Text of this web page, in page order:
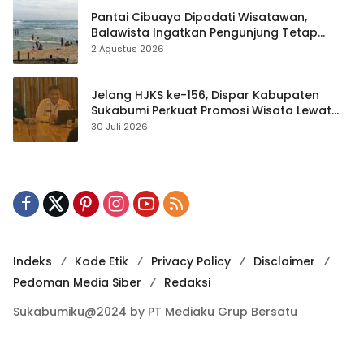
Pantai Cibuaya Dipadati Wisatawan,
Balawista Ingatkan Pengunjung Tetap
Waspada
2 Agustus 2026
Jelang HJKS ke-156, Dispar Kabupaten
Sukabumi Perkuat Promosi Wisata Lewat
Publikasi Digital
30 Juli 2026
Indeks Kode Etik Privacy Policy
Disclaimer
Pedoman Media Siber
Redaksi
Sukabumiku@2024 by PT Mediaku Grup Bersatu